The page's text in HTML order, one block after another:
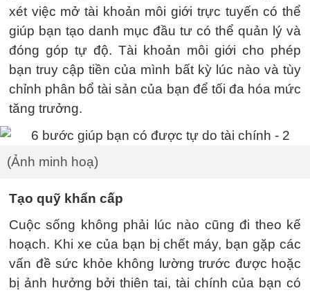
xét việc mở tài khoản môi giới trực tuyến có thể
giúp bạn tạo danh mục đầu tư có thể quản lý và
đóng góp tự độ. Tài khoản môi giới cho phép
bạn truy cập tiền của mình bất kỳ lúc nào và tùy
chỉnh phân bổ tài sản của bạn để tối đa hóa mức
tăng trưởng.
(Ảnh minh hoạ)
Tạo quỹ khẩn cấp
Cuộc sống không phải lúc nào cũng đi theo kế
hoạch. Khi xe của bạn bị chết máy, bạn gặp các
vấn đề sức khỏe không lường trước được hoặc
bị ảnh hưởng bởi thiên tai, tài chính của bạn có